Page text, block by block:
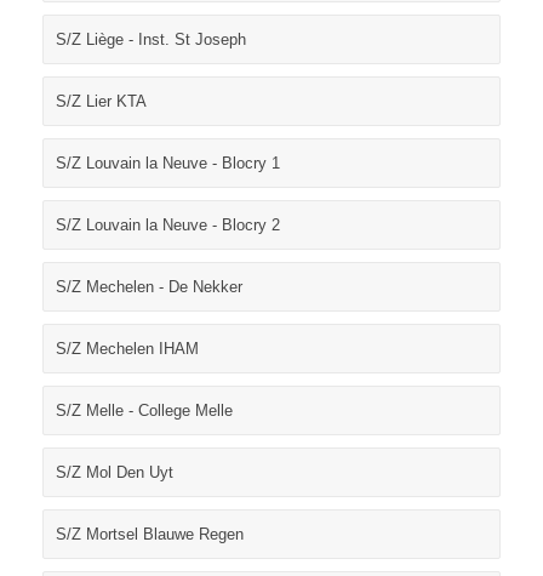
S/Z Liège - Inst. St Joseph
S/Z Lier KTA
S/Z Louvain la Neuve - Blocry 1
S/Z Louvain la Neuve - Blocry 2
S/Z Mechelen - De Nekker
S/Z Mechelen IHAM
S/Z Melle - College Melle
S/Z Mol Den Uyt
S/Z Mortsel Blauwe Regen